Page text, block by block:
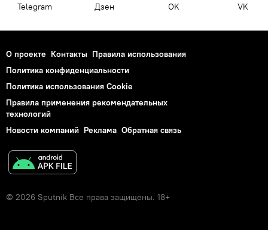
Telegram Дзен OK VK
О проекте Контакты Правила использования
Политика конфиденциальности
Политика использования Cookie
Правила применения рекомендательных
технологий
Новости компаний Реклама Обратная связь
© 2026 Sputnik Все права защищены. 18+